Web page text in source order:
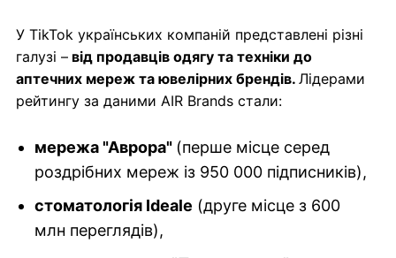
У TikTok українських компаній представлені різні
галузі – від продавців одягу та техніки до
аптечних мереж та ювелірних брендів. Лідерами
рейтингу за даними AIR Brands стали:
мережа "Аврора" (перше місце серед
роздрібних мереж із 950 000 підписників),
стоматологія Ideale (друге місце з 600
млн переглядів),